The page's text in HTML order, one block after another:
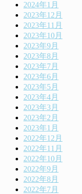
2024年1月
2023年12月
2023年11月
2023年10月
2023年9月
2023年8月
2023年7月
2023年6月
2023年5月
2023年4月
2023年3月
2023年2月
2023年1月
2022年12月
2022年11月
2022年10月
2022年9月
2022年8月
2022年7月